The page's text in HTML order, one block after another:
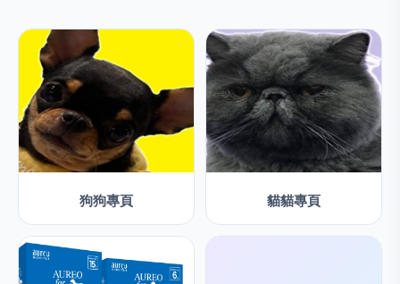
狗狗專頁 貓貓專頁